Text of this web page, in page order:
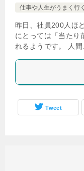
仕事や人生がうまく行
昨日、社員200人ほ
にとっては「当たり
れるようです。 人
Tweet